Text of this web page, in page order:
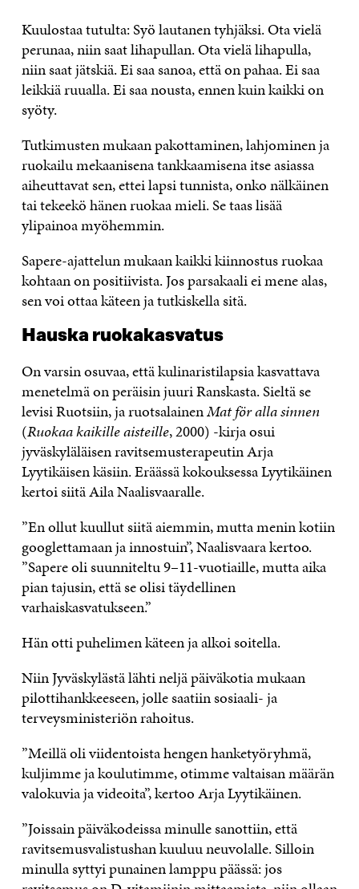
Kuulostaa tutulta: Syö lautanen tyhjäksi. Ota vielä
perunaa, niin saat lihapullan. Ota vielä lihapulla,
niin saat jätskiä. Ei saa sanoa, että on pahaa. Ei saa
leikkiä ruualla. Ei saa nousta, ennen kuin kaikki on
syöty.
Tutkimusten mukaan pakottaminen, lahjominen ja
ruokailu mekaanisena tankkaamisena itse asiassa
aiheuttavat sen, ettei lapsi tunnista, onko nälkäinen
tai tekeekö hänen ruokaa mieli. Se taas lisää
ylipainoa myöhemmin.
Sapere-ajattelun mukaan kaikki kiinnostus ruokaa
kohtaan on positiivista. Jos parsakaali ei mene alas,
sen voi ottaa käteen ja tutkiskella sitä.
Hauska ruokakasvatus
On varsin osuvaa, että kulinaristilapsia kasvattava
menetelmä on peräisin juuri Ranskasta. Sieltä se
levisi Ruotsiin, ja ruotsalainenMat för alla sinnen
(Ruokaa kaikille aisteille, 2000) -kirja osui
jyväskyläläisen ravitsemusterapeutin Arja
Lyytikäisen käsiin. Eräässä kokouksessa Lyytikäinen
kertoi siitä Aila Naalisvaaralle.
”En ollut kuullut siitä aiemmin, mutta menin kotiin
googlettamaan ja innostuin”, Naalisvaara kertoo.
”Sapere oli suunniteltu 9–11-vuotiaille, mutta aika
pian tajusin, että se olisi täydellinen
varhaiskasvatukseen.”
Hän otti puhelimen käteen ja alkoi soitella.
Niin Jyväskylästä lähti neljä päiväkotia mukaan
pilottihankkeeseen, jolle saatiin sosiaali- ja
terveysministeriön rahoitus.
”Meillä oli viidentoista hengen hanketyöryhmä,
kuljimme ja koulutimme, otimme valtaisan määrän
valokuvia ja videoita”, kertoo Arja Lyytikäinen.
”Joissain päiväkodeissa minulle sanottiin, että
ravitsemusvalistushan kuuluu neuvolalle. Silloin
minulla syttyi punainen lamppu päässä: jos